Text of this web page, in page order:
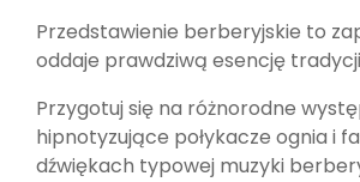
Przedstawienie berberyjskie to
oddaje prawdziwą esencję
Przygotuj się na różnorodne
hipnotyzujące połykacze ognia i
dźwiękach typowej muzyki